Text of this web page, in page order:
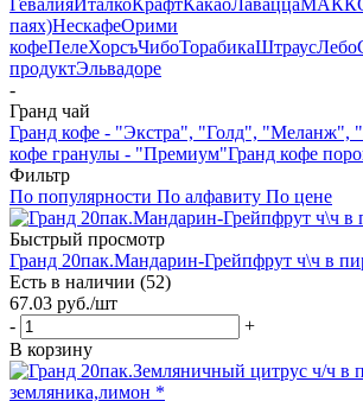
паях)НескафеОрими
кофеПелеХорсъЧибоТорабикаШтраусЛебо
продуктЭльвадоре
-
Гранд чай
Гранд кофе - "Экстра", "Голд", "Меланж",
кофе гранулы - "Премиум"Гранд кофе
Фильтр
По популярности По алфавиту По цене
Быстрый просмотр
Гранд 20пак.Мандарин-Грейпфрут ч\ч в
Есть в наличии (52)
67.03 руб./шт
-
+
В корзину